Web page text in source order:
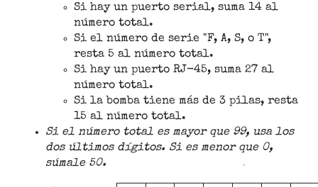
Si hay un puerto serial, suma 14 al
número total.
Si el número de serie "F, A, S, o T",
resta 5 al número total.
Si hay un puerto RJ-45, suma 27 al
número total.
Si la bomba tiene más de 3 pilas, resta
15 al número total.
Si el número total es mayor que 99, usa los
dos últimos dígitos. Si es menor que 0,
súmale 50.